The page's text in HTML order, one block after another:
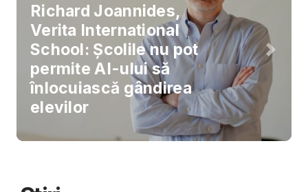
Richard Joannides,
Verita International
School: Școlile nu pot
permite AI-ului să
înlocuiască gândirea
elevilor